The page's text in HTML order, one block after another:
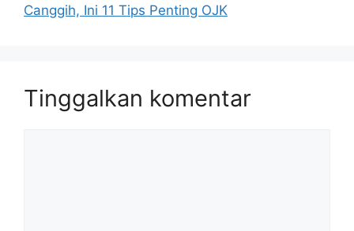
Canggih, Ini 11 Tips Penting OJK
Tinggalkan komentar